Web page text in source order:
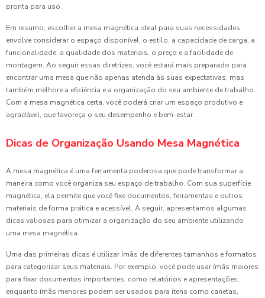
pronta para uso.
Em resumo, escolher a mesa magnética ideal para suas necessidades
envolve considerar o espaço disponível, o estilo, a capacidade de carga, a
funcionalidade, a qualidade dos materiais, o preço e a facilidade de
montagem. Ao seguir essas diretrizes, você estará mais preparado para
encontrar uma mesa que não apenas atenda às suas expectativas, mas
também melhore a eficiência e a organização do seu ambiente de trabalho.
Com a mesa magnética certa, você poderá criar um espaço produtivo e
agradável, que favoreça o seu desempenho e bem-estar.
Dicas de Organização Usando Mesa Magnética
A mesa magnética é uma ferramenta poderosa que pode transformar a
maneira como você organiza seu espaço de trabalho. Com sua superfície
magnética, ela permite que você fixe documentos, ferramentas e outros
materiais de forma prática e acessível. A seguir, apresentamos algumas
dicas valiosas para otimizar a organização do seu ambiente utilizando
uma mesa magnética.
Uma das primeiras dicas é utilizar ímãs de diferentes tamanhos e formatos
para categorizar seus materiais. Por exemplo, você pode usar ímãs maiores
para fixar documentos importantes, como relatórios e apresentações,
enquanto ímãs menores podem ser usados para itens como canetas,